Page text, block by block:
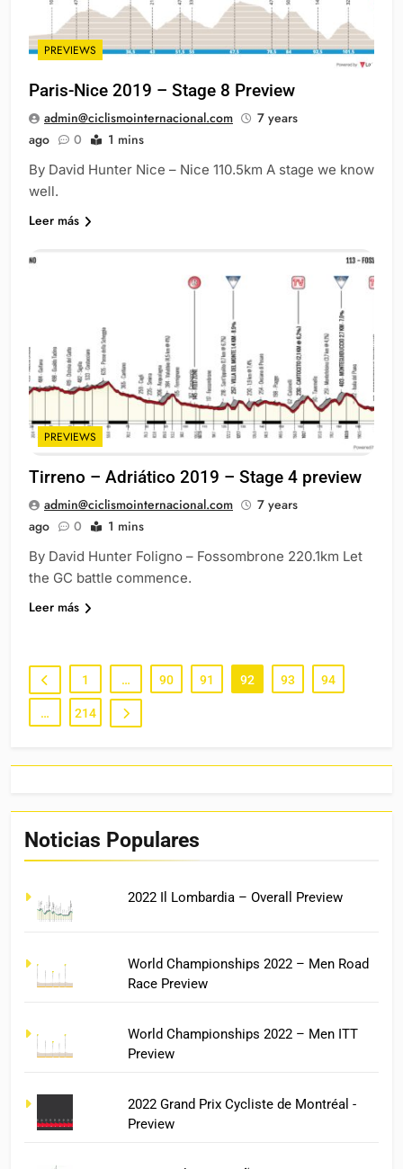
PREVIEWS
Paris-Nice 2019 – Stage 8 Preview
admin@ciclismointernacional.com
7 years
ago
0 1 mins
By David Hunter Nice – Nice 110.5km A stage we know
well.
Leer más
PREVIEWS
Tirreno – Adriático 2019 – Stage 4 preview
admin@ciclismointernacional.com
7 years
ago
0 1 mins
By David Hunter Foligno – Fossombrone 220.1km Let
the GC battle commence.
Leer más
1 … 90 91 92 93 94
… 214
Noticias Populares
2022 Il Lombardia – Overall Preview
World Championships 2022 – Men Road
Race Preview
World Championships 2022 – Men ITT
Preview
2022 Grand Prix Cycliste de Montréal -
Preview